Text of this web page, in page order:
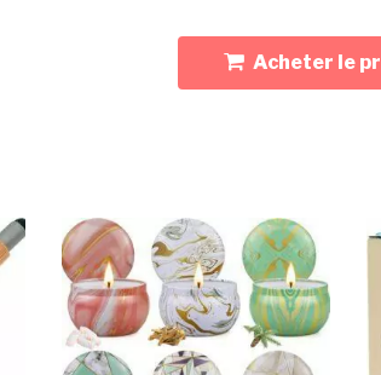
Acheter le